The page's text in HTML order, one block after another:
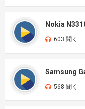
Nokia
603 聞く
Samsung
568 聞く